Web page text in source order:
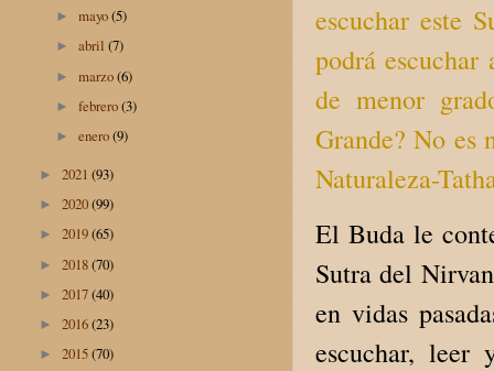
escuchar este
podrá
de menor
Grande? No es
Naturaleza-
El Buda le
Sutra del
en vidas
escuchar, leer
►mayo(5)
►abril(7)
►marzo(6)
►febrero(3)
►enero(9)
► 2021 (93)
► 2020(99)
► 2019(65)
► 2018(70)
► 2017(40)
► 2016(23)
► 2015(70)